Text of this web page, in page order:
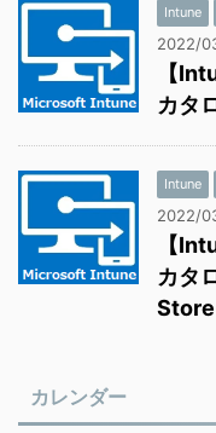
Intune
2022/
【
カタ
Intune
2022/
【
カタ
Store
カレンダー